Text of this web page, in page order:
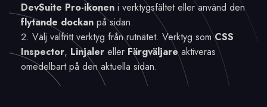
DevSuite Pro-ikonen i verktygsfältet eller använd den
flytande dockan på sidan.
Välj valfritt verktyg från rutnätet. Verktyg somCSS
Inspector, Linjaler eller Färgväljareaktiveras
omedelbart på den aktuella sidan.